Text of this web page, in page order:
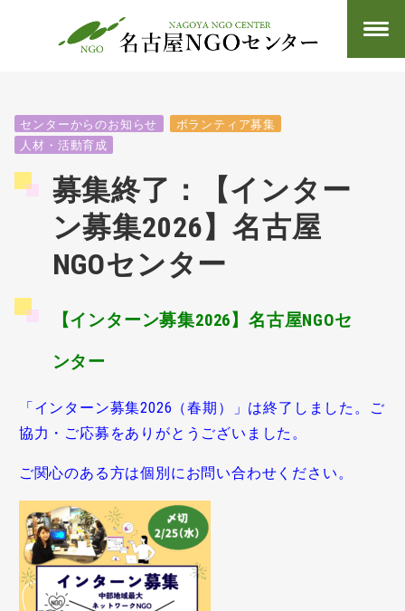
センターからのお知らせ
ボランティア募集
人材・活動育成
募集終了：【インター
ン募集2026】名古屋
NGOセンター
【インターン募集2026】名古屋NGOセ
ンター
「インターン募集2026（春期）」は終了しました。ご
協力・ご応募をありがとうございました。
ご関心のある方は個別にお問い合わせください。